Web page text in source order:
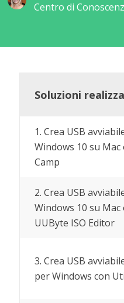
Centro di
Soluzioni
1. Crea USB
Windows 10 su
Camp
2. Crea USB
Windows 10 su Mac
UUByte ISO Editor
3. Crea USB
per Windows con